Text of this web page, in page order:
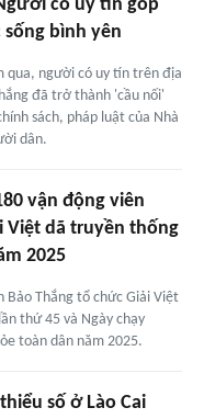
có uy tín góp
bình yên
qua, người có uy tín trên địa
đã trở thành 'cầu nối'
sách, pháp luật của Nhà
dân.
vận động viên
Việt dã truyền thống
2025
Bảo Thắng tổ chức Giải Việt
thứ 45 và Ngày chạy
toàn dân năm 2025.
số ở Lào Cai